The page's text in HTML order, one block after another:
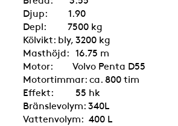
Djup: 1.90
Depl: 7500 kg
Kölvikt: bly, 3200 kg
Masthöjd: 16.75 m
Motor: Volvo Penta D55
Motortimmar: ca. 800 tim
Effekt: 55 hk
Bränslevolym: 340L
Vattenvolym: 400 L